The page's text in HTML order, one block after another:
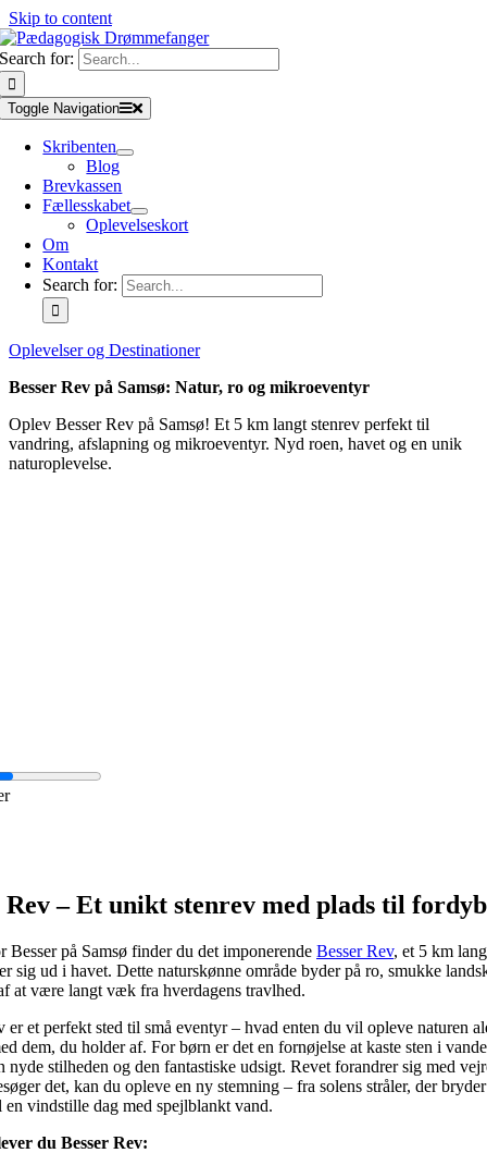
Skip to content
Search for:
Toggle Navigation
Skribenten
Blog
Brevkassen
Fællesskabet
Oplevelseskort
Om
Kontakt
Search for:
Oplevelser og Destinationer
Besser Rev på Samsø: Natur, ro og mikroeventyr
Oplev Besser Rev på Samsø! Et 5 km langt stenrev perfekt til
vandring, afslapning og mikroeventyr. Nyd roen, havet og en unik
naturoplevelse.
Rev – Et unikt stenrev med plads til
Besser på Samsø finder du det imponerende Besser Rev, et 5 km
sig ud i havet. Dette naturskønne område byder på ro, smukke
at være langt væk fra hverdagens travlhed.
er et perfekt sted til små eventyr – hvad enten du vil opleve naturen
dem, du holder af. For børn er det en fornøjelse at kaste sten i
nyde stilheden og den fantastiske udsigt. Revet forandrer sig med
det, kan du opleve en ny stemning – fra solens stråler, der
en vindstille dag med spejlblankt vand.
du Besser Rev: